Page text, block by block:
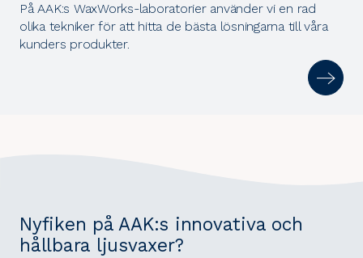
På AAK:s WaxWorks-laboratorier använder vi en rad
olika tekniker för att hitta de bästa lösningarna till våra
kunders produkter.
Nyfiken på AAK:s innovativa och
hållbara ljusvaxer?